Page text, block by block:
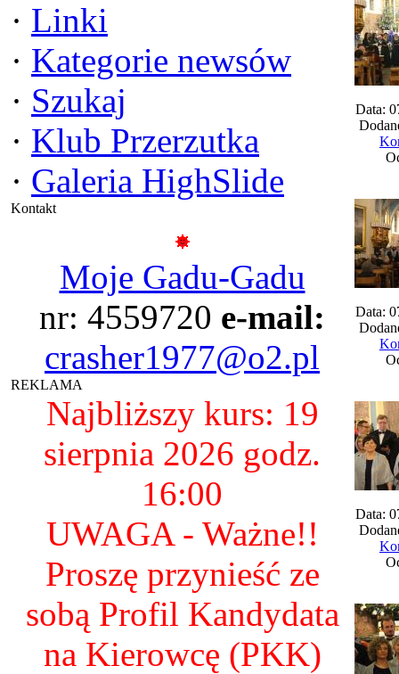
· Linki
· Kategorie newsów
· Szukaj
· Klub Przerzutka
· Galeria HighSlide
Kontakt
Moje Gadu-Gadu
nr: 4559720 e-mail:
crasher1977@o2.pl
REKLAMA
Najbliższy kurs: 19
sierpnia 2026 godz.
16:00
UWAGA - Ważne!!
Proszę przynieść ze
sobą Profil Kandydata
na Kierowcę (PKK)
Data:
Data:
Data: